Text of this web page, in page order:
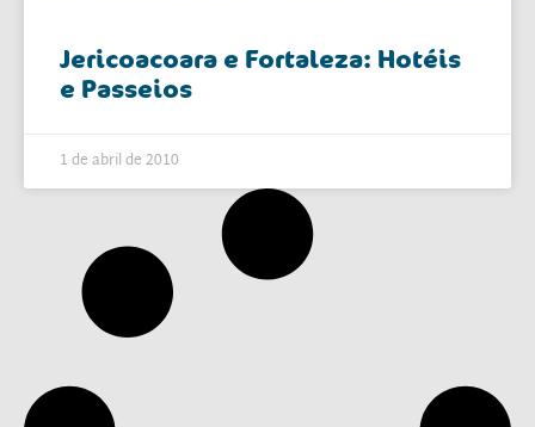
Jericoacoara e Fortaleza: Hotéis
e Passeios
1 de abril de 2010